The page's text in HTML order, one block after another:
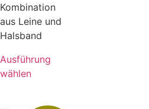
Kombination
aus Leine und
Halsband
Ausführung
wählen